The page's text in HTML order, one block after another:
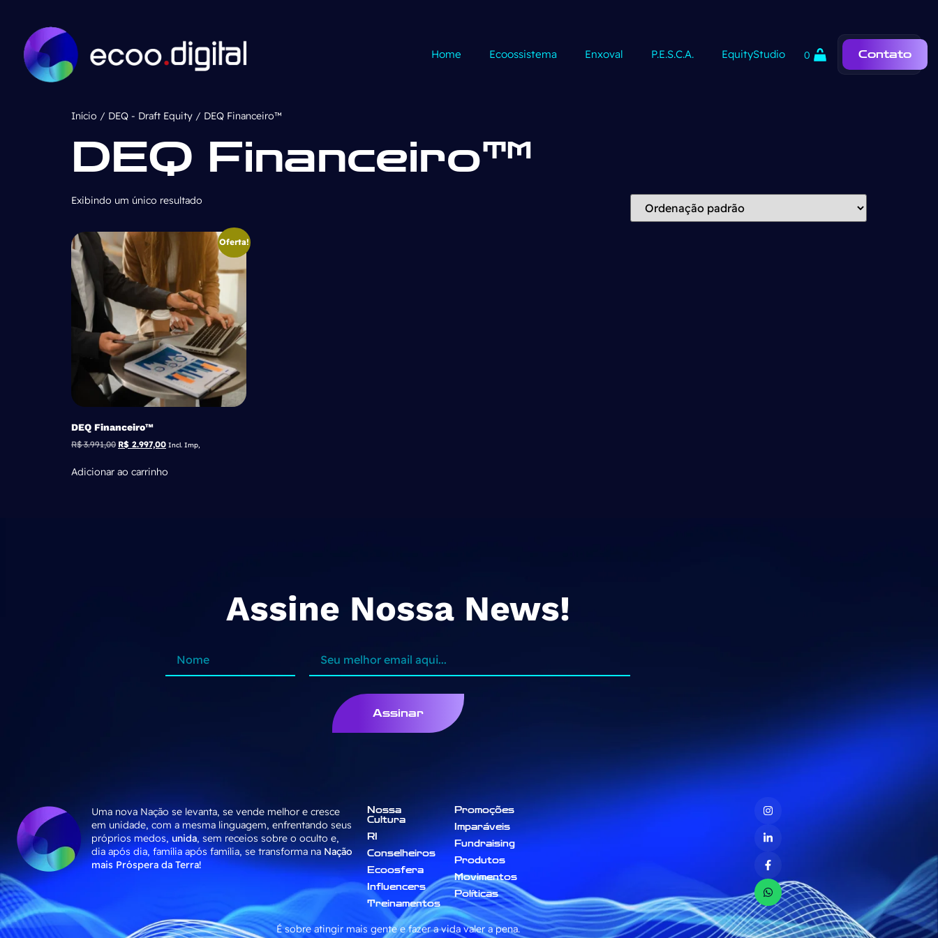
Home Ecoossistema Enxoval P.E.S.C.A. EquityStudio 0 Contato
Início / DEQ - Draft Equity / DEQ Financeiro™
DEQ Financeiro™
Exibindo um único resultado
Oferta!
DEQ Financeiro™
R$3.991,00 R$ 2.997,00 Incl. Imp,
Adicionar ao carrinho
Assine Nossa News!
Assinar
Uma nova Nação se levanta, se vende melhor e cresce
em unidade, com a mesma linguagem, enfrentando seus
próprios medos,unida, sem receios sobre o oculto e,
dia após dia, família após família, se transforma naNação
mais Próspera da Terra!
Nossa
Cultura
RI
Conselheiros
Ecoosfera
Influencers
Treinamentos
Promoções
Imparáveis
Fundraising
Produtos
Movimentos
Políticas
É sobre atingir mais gente e fazer a vida valer a pena.